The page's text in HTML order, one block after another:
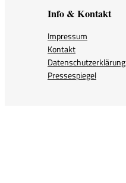
Info & Kontakt
Impressum
Kontakt
Datenschutzerklärung
Pressespiegel